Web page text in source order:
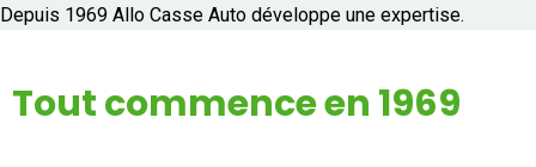
SUR PLACE
Depuis 1969 Allo Casse Auto développe une expertise.
Tout commence en 1969